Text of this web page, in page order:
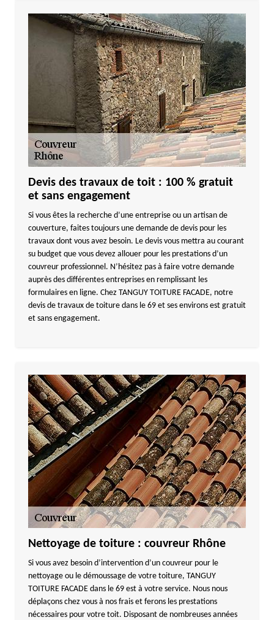
Devis des travaux de toit : 100 % gratuit
et sans engagement
Si vous êtes la recherche d’une entreprise ou un artisan de
couverture, faites toujours une demande de devis pour les
travaux dont vous avez besoin. Le devis vous mettra au courant
su budget que vous devez allouer pour les prestations d’un
couvreur professionnel. N’hésitez pas à faire votre demande
auprès des différentes entreprises en remplissant les
formulaires en ligne. Chez TANGUY TOITURE FACADE, notre
devis de travaux de toiture dans le 69 et ses environs est gratuit
et sans engagement.
Nettoyage de toiture : couvreur Rhône
Si vous avez besoin d’intervention d’un couvreur pour le
nettoyage ou le démoussage de votre toiture, TANGUY
TOITURE FACADE dans le 69 est à votre service. Nous nous
déplaçons chez vous à nos frais et ferons les prestations
nécessaires pour votre toit. Disposant de nombreuses années